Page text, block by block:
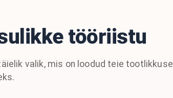
tööriistu
valik, mis on loodud teie tootlikkuse